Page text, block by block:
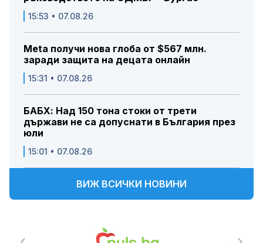
15:53 • 07.08.26
Meta получи нова глоба от $567 млн.
заради защита на децата онлайн
15:31 • 07.08.26
БАБХ: Над 150 тона стоки от трети
държави не са допуснати в България през
юли
15:01 • 07.08.26
ВИЖ ВСИЧКИ НОВИНИ